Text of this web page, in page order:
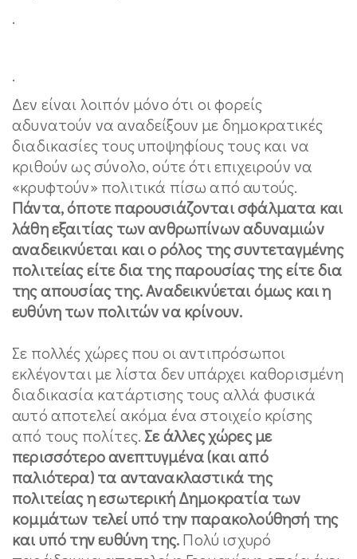
.
.
Δεν είναι λοιπόν μόνο ότι οι φορείς
αδυνατούν να αναδείξουν με δημοκρατικές
διαδικασίες τους υποψηφίους τους και να
κριθούν ως σύνολο, ούτε ότι επιχειρούν να
«κρυφτούν» πολιτικά πίσω από αυτούς.
Πάντα, όποτε παρουσιάζονται σφάλματα και
λάθη εξαιτίας των ανθρωπίνων αδυναμιών
αναδεικνύεται και ο ρόλος της συντεταγμένης
πολιτείας είτε δια της παρουσίας της είτε δια
της απουσίας της. Αναδεικνύεται όμως και η
ευθύνη των πολιτών να κρίνουν.
Σε πολλές χώρες που οι αντιπρόσωποι
εκλέγονται με λίστα δεν υπάρχει καθορισμένη
διαδικασία κατάρτισης τους αλλά φυσικά
αυτό αποτελεί ακόμα ένα στοιχείο κρίσης
από τους πολίτες. Σε άλλες χώρες με
περισσότερο ανεπτυγμένα (και από
παλιότερα) τα αντανακλαστικά της
πολιτείας η εσωτερική Δημοκρατία των
κομμάτων τελεί υπό την παρακολούθησή της
και υπό την ευθύνη της.Πολύ ισχυρό